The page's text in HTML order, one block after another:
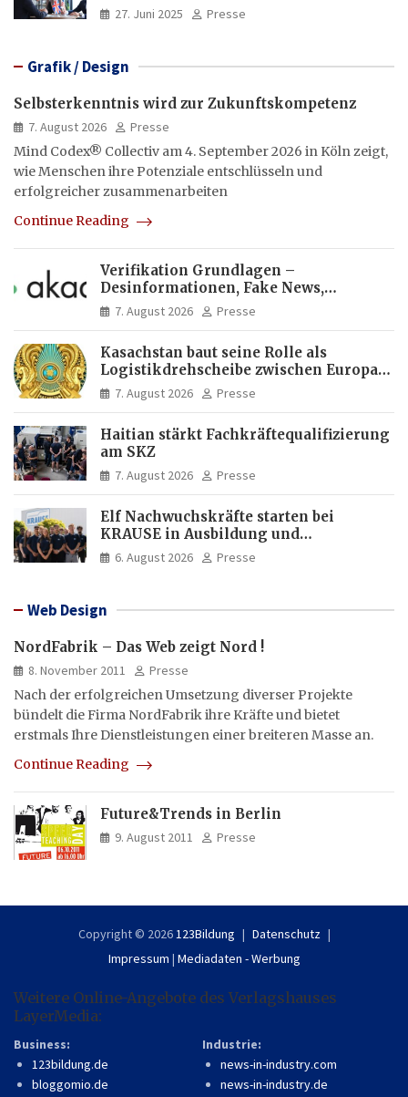
27. Juni 2025 Presse
Grafik / Design
Selbsterkenntnis wird zur Zukunftskompetenz
7. August 2026
Presse
Mind Codex® Collectiv am 4. September 2026 in Köln zeigt,
wie Menschen ihre Potenziale entschlüsseln und
erfolgreicher zusammenarbeiten
Continue Reading
Verifikation Grundlagen –
Desinformationen, Fake News,
manipulierte Inhalte | dpa-Akademie
7. August 2026 Presse
Kasachstan baut seine Rolle als
Logistikdrehscheibe zwischen Europa
und Asien aus
7. August 2026 Presse
Haitian stärkt Fachkräftequalifizierung
am SKZ
7. August 2026 Presse
Elf Nachwuchskräfte starten bei
KRAUSE in Ausbildung und
Jahrespraktikum
6. August 2026 Presse
Web Design
NordFabrik – Das Web zeigt Nord !
8. November 2011
Presse
Nach der erfolgreichen Umsetzung diverser Projekte
bündelt die Firma NordFabrik ihre Kräfte und bietet
erstmals Ihre Dienstleistungen einer breiteren Masse an.
Continue Reading
Future&Trends in Berlin
9. August 2011 Presse
Copyright © 2026123Bildung
Datenschutz
Impressum | Mediadaten - Werbung
Weitere Online-Angebote des Verlagshauses
LayerMedia:
Business:
123bildung.de
bloggomio.de
Industrie:
news-in-industry.com
news-in-industry.de